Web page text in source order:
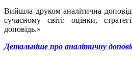
Вийшла друком аналітична
сучасному світі: оцінки,
доповідь.»
Детальніше про аналітичну